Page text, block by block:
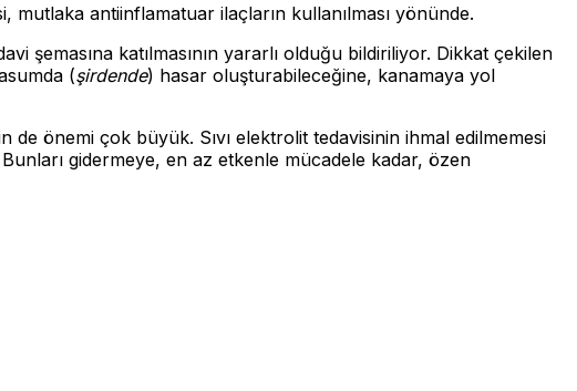
antiinflamatuar ilaçların kullanılması yönünde.
şemasına katılmasının yararlı olduğu bildiriliyor. Dikkat çekilen
(şirdende) hasar oluşturabileceğine, kanamaya yol
önemi çok büyük. Sıvı elektrolit tedavisinin ihmal edilmemesi
gidermeye, en az etkenle mücadele kadar, özen